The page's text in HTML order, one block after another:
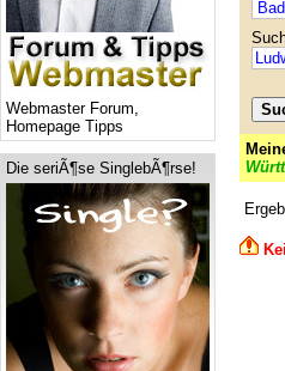
Webmaster Forum,
Homepage Tipps
Die seriÃ¶se SinglebÃ¶rse!